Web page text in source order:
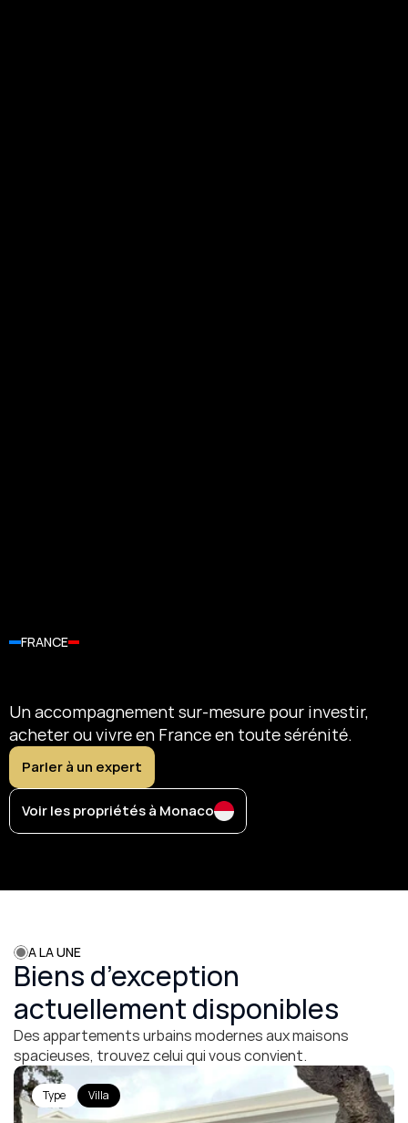
FRANCE
Accédez aux biens immobiliers les
plus exclusifs de France
Un accompagnement sur-mesure pour investir,
acheter ou vivre en France en toute sérénité.
Parler à un expert
Voir les propriétés à Monaco
A LA UNE
Biens d’exception
actuellement disponibles
Des appartements urbains modernes aux maisons
spacieuses, trouvez celui qui vous convient.
Type Villa